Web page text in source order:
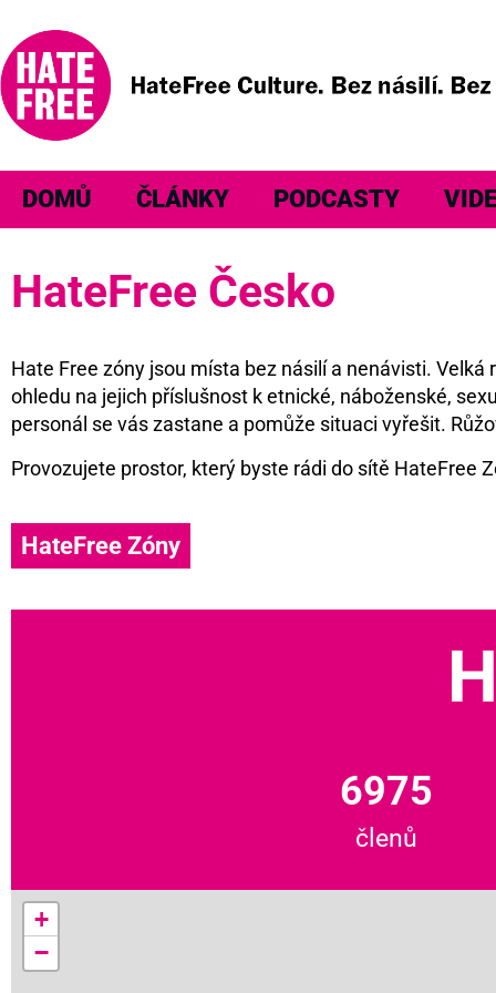
DOMŮ ČLÁNKY PODCASTY
HateFree Česko
Hate Free zóny jsou místa bez násilí a nenávisti.
ohledu na jejich příslušnost k etnické, náboženské,
personál se vás zastane a pomůže situaci vyřešit.
Provozujete prostor, který byste rádi do sítě HateFree
HateFree Zóny
6975
členů
+
−